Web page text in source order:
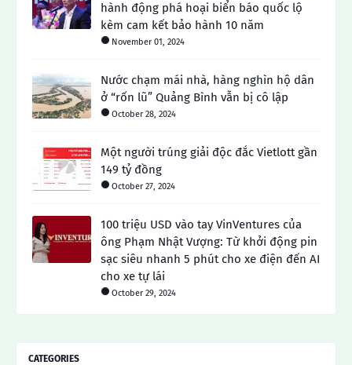
hành động phá hoại biển báo quốc lộ
kèm cam kết bảo hành 10 năm
November 01, 2024
Nước chạm mái nhà, hàng nghìn hộ dân
ở “rốn lũ” Quảng Bình vẫn bị cô lập
October 28, 2024
Một người trúng giải độc đắc Vietlott gần
149 tỷ đồng
October 27, 2024
100 triệu USD vào tay VinVentures của
ông Phạm Nhật Vượng: Từ khởi động pin
sạc siêu nhanh 5 phút cho xe điện đến AI
cho xe tự lái
October 29, 2024
CATEGORIES